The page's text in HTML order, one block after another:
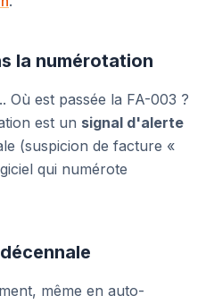
la numérotation
Où est passée la FA-003 ?
est un signal d'alerte
(suspicion de facture «
qui numérote
même en auto-